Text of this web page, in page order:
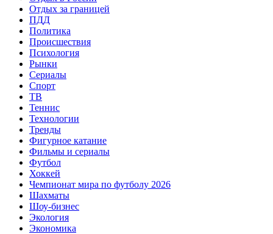
Отдых за границей
ПДД
Политика
Происшествия
Психология
Рынки
Сериалы
Спорт
ТВ
Теннис
Технологии
Тренды
Фигурное катание
Фильмы и сериалы
Футбол
Хоккей
Чемпионат мира по футболу 2026
Шахматы
Шоу-бизнес
Экология
Экономика